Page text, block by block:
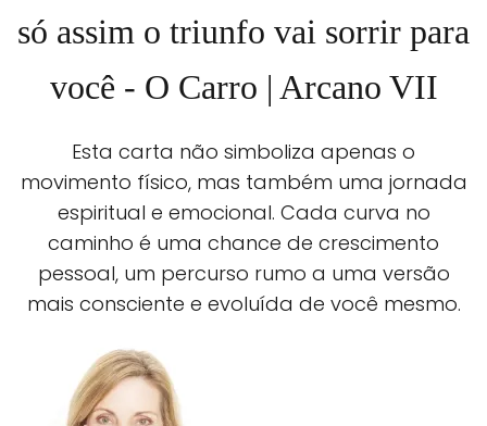
só assim o triunfo vai sorrir para
você - O Carro | Arcano VII
Esta carta não simboliza apenas o
movimento físico, mas também uma jornada
espiritual e emocional. Cada curva no
caminho é uma chance de crescimento
pessoal, um percurso rumo a uma versão
mais consciente e evoluída de você mesmo.